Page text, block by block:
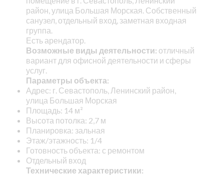
район, улица Большая Морская. Собственный
санузел, отдельный вход, заметная входная
группа.
Есть арендатор.
Возможные виды деятельности: отличный
вариант для офисной деятельности и сферы
услуг.
Параметры объекта:
Адрес: г. Севастополь, Ленинский район,
улица Большая Морская
Площадь: 14 м²
Высота потолка: 2,7 м
Планировка: зальная
Этаж/этажность: 1/4
Готовность объекта: с ремонтом
Отдельный вход
Технические характеристики: